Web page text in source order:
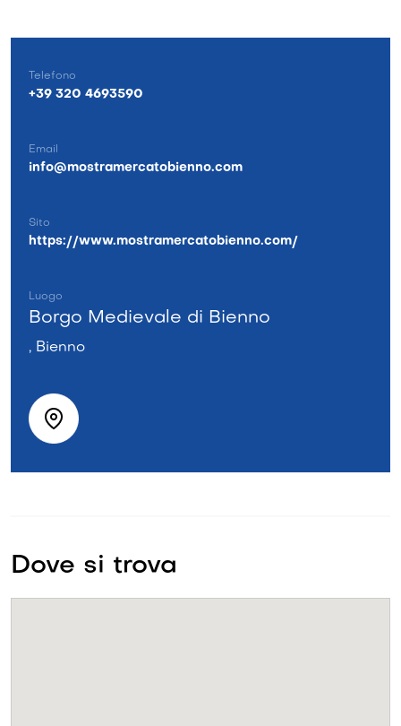
Telefono
+39 320 4693590
Email
info@mostramercatobienno.com
Sito
https://www.mostramercatobienno.com/
Luogo
Borgo Medievale di Bienno
, Bienno
Dove si trova